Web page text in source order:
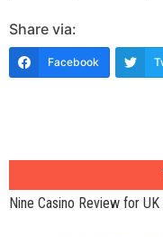
Share via:
Facebook
Nine Casino Review for